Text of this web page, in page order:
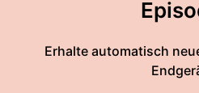
Erhalte automatisch